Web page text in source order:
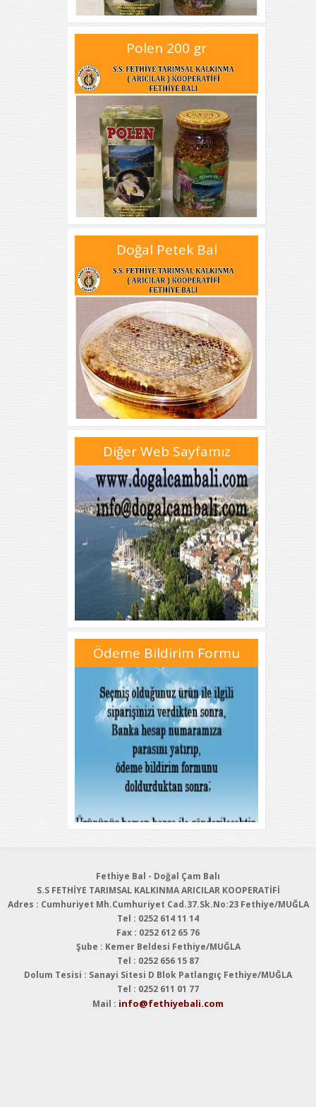
Polen 200 gr
Doğal Petek Bal
Diğer Web Sayfamız
Ödeme Bildirim Formu
Fethiye Bal - Doğal Çam Balı
S.S FETHİYE TARIMSAL KALKINMA ARICILAR KOOPERATİFİ
Adres : Cumhuriyet Mh.Cumhuriyet Cad.37.Sk.No:23 Fethiye/MUĞLA
Tel : 0252 614 11 14
Fax : 0252 612 65 76
Şube : Kemer Beldesi Fethiye/MUĞLA
Tel : 0252 656 15 87
Dolum Tesisi : Sanayi Sitesi D Blok Patlangıç Fethiye/MUĞLA
Tel : 0252 611 01 77
Mail : info@fethiyebali.com